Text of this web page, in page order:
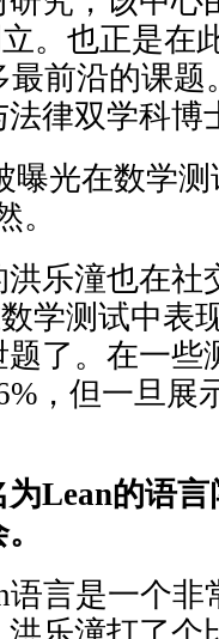
。也正是在
前沿的课题
律双学科博
曝光在数学
。
乐潼也在社
学测试中表
了。在一些
，但一旦展
Lean的语
语言是一个